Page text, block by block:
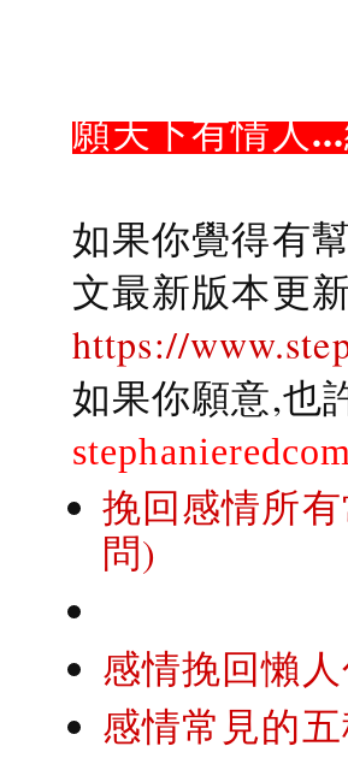
願天下有情人
如果你覺得有
文最新版本更
https://
如果你願意,也
挽回感情所
問)
感情挽回懶
感情常見的